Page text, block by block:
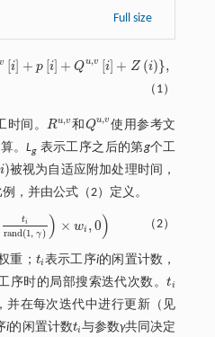
Full size
v [i] + p [i] + Qu,v [i] + Z (i)},
v +Zi , ∀ ∈{ L1, … g v,u }
（1）
时间。Ru,v
Ru,v 和 Qu,v
Qu ,v 使用参考文
。Lg 表示工序之后的第g个工
i)被视为自适应附加处理时间，
，并由公式（2） 定义。
ti
rand(1, γ) ) × wi , 0)
i,0 （2）
重； ti
t表示工序i的闲置计数，
序时的局部搜索迭代次数。ti
t
并在每次迭代中进行更新（见
i的闲置计数ti
t与参数γ共同决定